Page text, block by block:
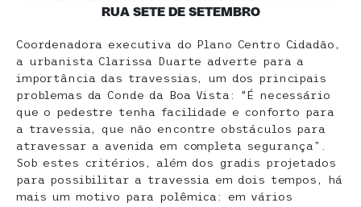
RUA SETE DE SETEMBRO
Coordenadora executiva do Plano Centro Cidadão,
a urbanista Clarissa Duarte adverte para a
importância das travessias, um dos principais
problemas da Conde da Boa Vista: “É necessário
que o pedestre tenha facilidade e conforto para
a travessia, que não encontre obstáculos para
atravessar a avenida em completa segurança”.
Sob estes critérios, além dos gradis projetados
para possibilitar a travessia em dois tempos, há
mais um motivo para polêmica: em vários